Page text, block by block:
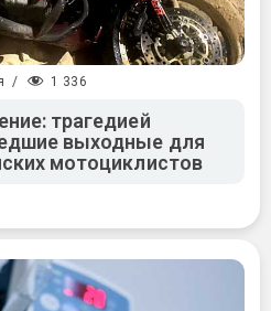
/ 1 336
трагедией
выходные для
мотоциклистов